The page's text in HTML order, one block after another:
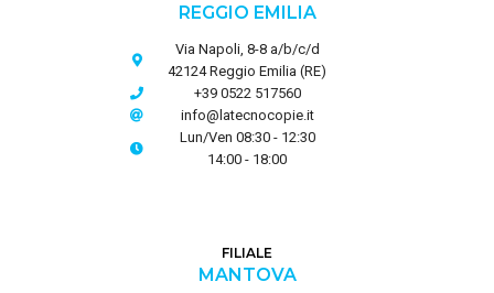
REGGIO EMILIA
Via Napoli, 8-8 a/b/c/d
42124 Reggio Emilia (RE)
+39 0522 517560
info@latecnocopie.it
Lun/Ven 08:30 - 12:30
14:00 - 18:00
FILIALE
MANTOVA